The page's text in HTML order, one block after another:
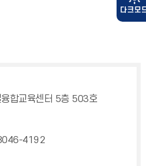
융합교육센터 5층 503호
4192